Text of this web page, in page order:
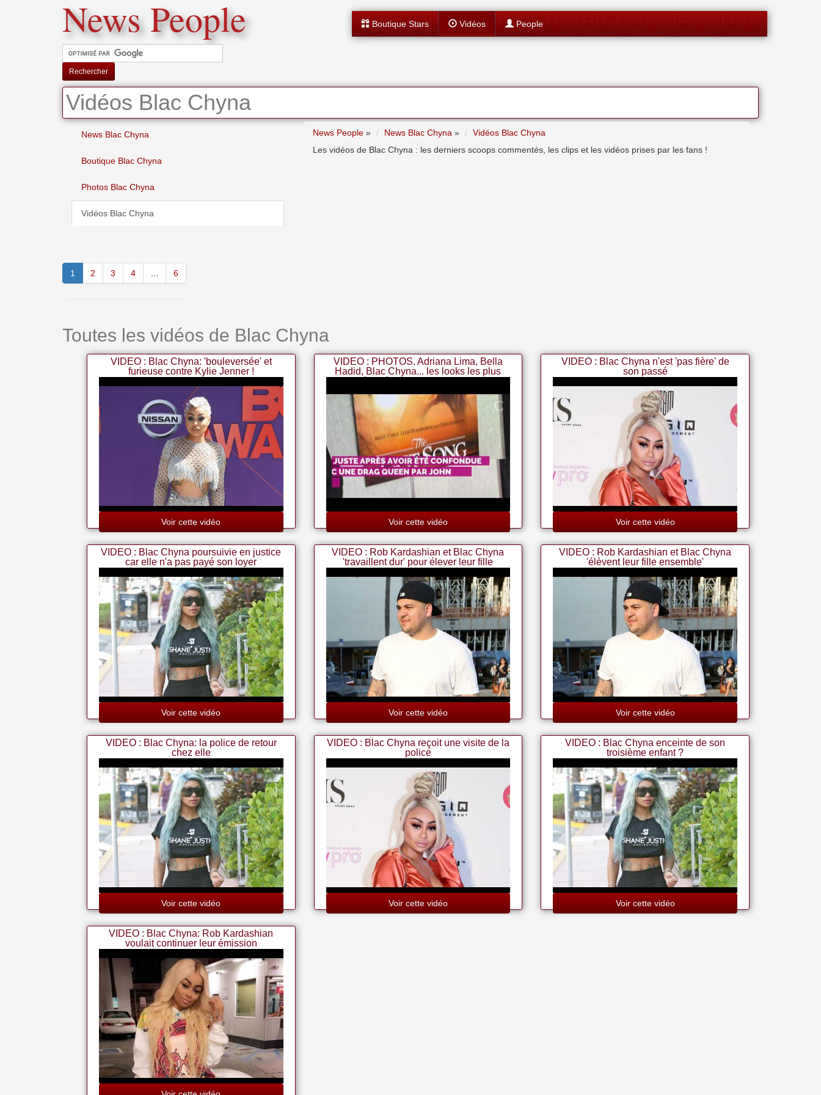
News People
Rechercher
Boutique Stars Vidéos People
Vidéos Blac Chyna
News Blac Chyna
Boutique Blac Chyna
Photos Blac Chyna
Vidéos Blac Chyna
News People » News Blac Chyna »
Vidéos Blac Chyna
Les vidéos de Blac Chyna : les derniers scoops commentés, les clips et les vidéos prises par les fans !
1 2 3 4 6
Toutes les vidéos de Blac Chyna
VIDEO : Blac Chyna: 'bouleversée' et
furieuse contre Kylie Jenner !
Voir cette vidéo
VIDEO : PHOTOS. Adriana Lima, Bella
Hadid, Blac Chyna... les looks les plus
Voir cette vidéo
VIDEO : Blac Chyna n'est 'pas fière' de
son passé
Voir cette vidéo
VIDEO : Blac Chyna poursuivie en justice
car elle n'a pas payé son loyer
Voir cette vidéo
VIDEO : Rob Kardashian et Blac Chyna
'travaillent dur' pour élever leur fille
Voir cette vidéo
VIDEO : Rob Kardashian et Blac Chyna
'élèvent leur fille ensemble'
Voir cette vidéo
VIDEO : Blac Chyna: la police de retour
chez elle
Voir cette vidéo
VIDEO : Blac Chyna reçoit une visite de la
police
Voir cette vidéo
VIDEO : Blac Chyna enceinte de son
troisième enfant ?
Voir cette vidéo
VIDEO : Blac Chyna: Rob Kardashian
voulait continuer leur émission